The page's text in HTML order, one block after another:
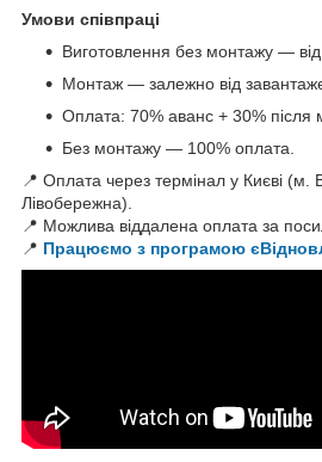
Умови співпраці
Виготовлення без монтажу — від
Монтаж — залежно від
Оплата: 70% аванс + 30% після
Без монтажу — 100% оплата.
📍 Оплата через термінал у Києві (м.
Лівобережна).
📍 Можлива віддалена оплата за
📍 Працюємо з програмою